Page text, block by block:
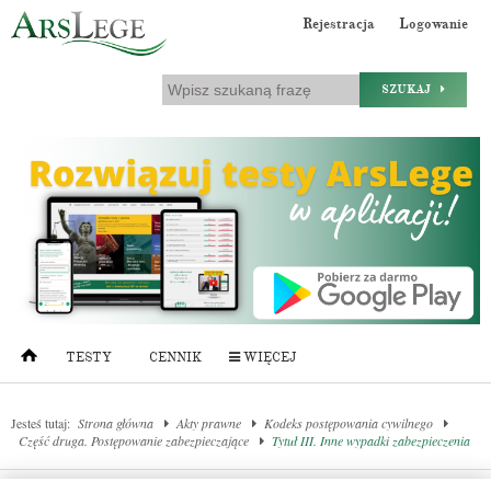
Rejestracja Logowanie
SZUKAJ
TESTY CENNIK WIĘCEJ
Jesteś tutaj: Strona główna Akty prawne
Kodeks postępowania cywilnego
Część druga. Postępowanie zabezpieczające
Tytuł III. Inne wypadki zabezpieczenia